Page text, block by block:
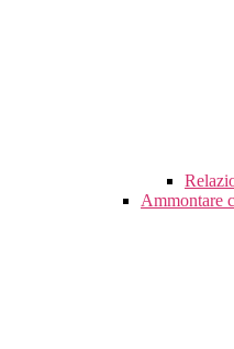
Ammontare